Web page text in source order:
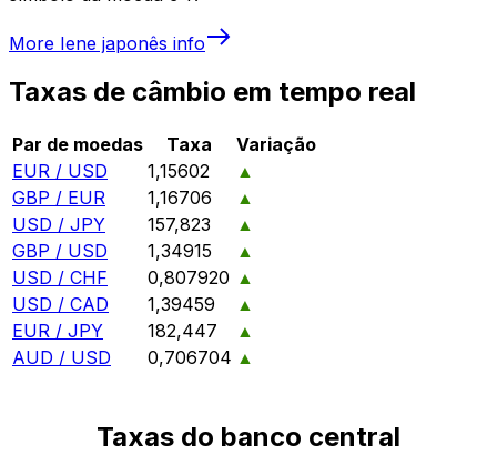
More Iene japonês info
Taxas de câmbio em tempo real
Par de moedas Taxa
Variação
EUR / USD
1,15602
▲
GBP / EUR
1,16706
▲
USD / JPY
157,823
▲
GBP / USD
1,34915
▲
USD / CHF
0,807920 ▲
USD / CAD
1,39459
▲
EUR / JPY
182,447
▲
AUD / USD
0,706704 ▲
Taxas do banco central